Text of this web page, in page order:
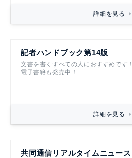
詳細を見る
記者ハンドブック第14版
文書を書くすべての人におすすめです！
電子書籍も発売中！
詳細を見る
共同通信リアルタイムニュース